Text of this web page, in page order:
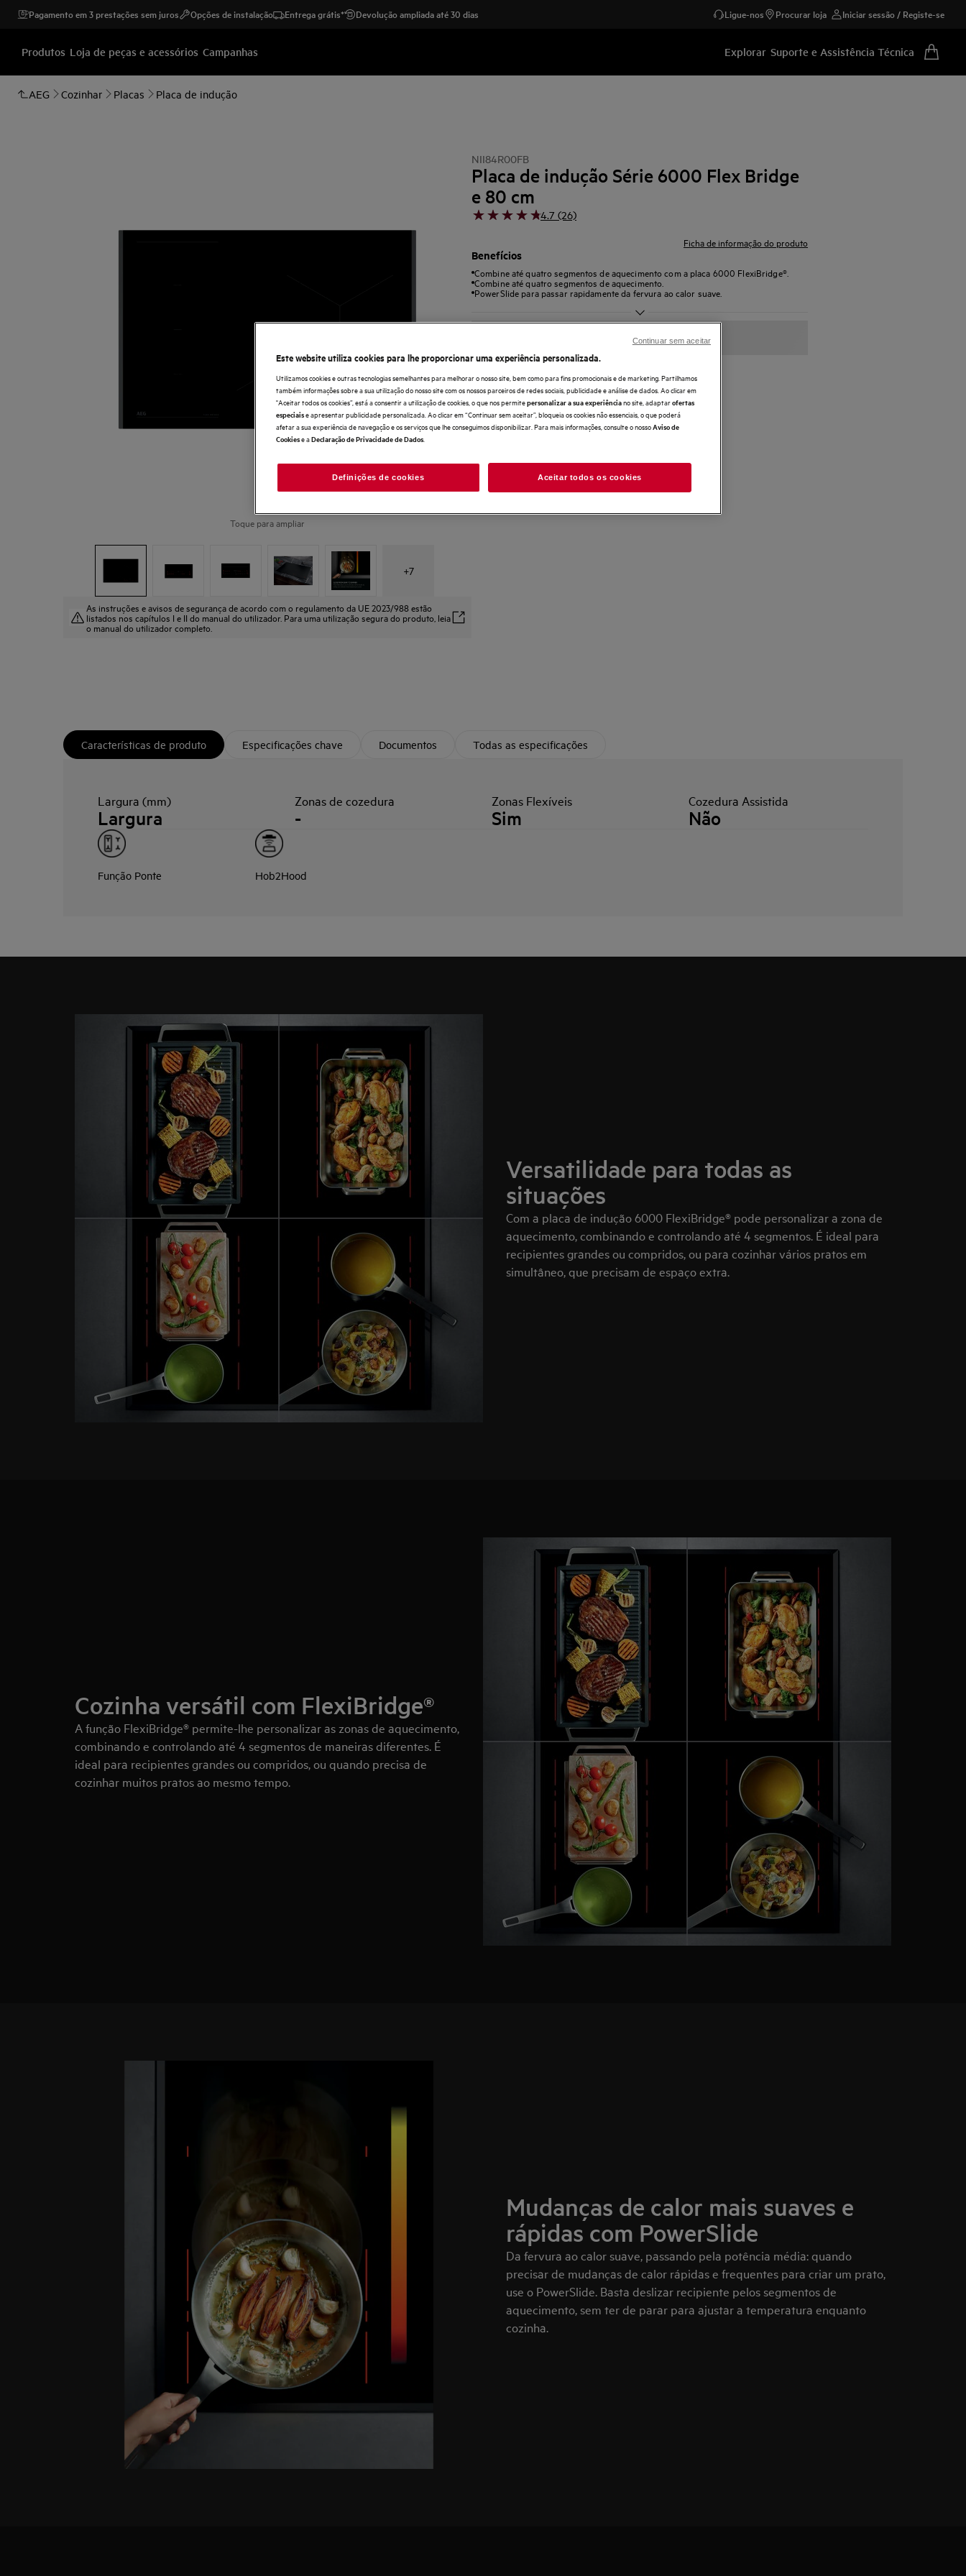
Pagamento em 3 prestações sem juros Opções de instalação Entrega grátis* Devolução ampliada até 30 dias Ligue-nos Procurar loja Iniciar sessão / Registe-se
Produtos Loja de peças e acessórios Campanhas Explorar Suporte e Assistência Técnica
AEG Cozinhar Placas Placa de indução
Toque para ampliar
+7
As instruções e avisos de segurança de acordo com o regulamento da UE 2023/988 estão
listados nos capítulos I e II do manual do utilizador. Para uma utilização segura do produto, leia
o manual do utilizador completo.
NII84R00FB
Placa de indução Série 6000 Flex Bridge
e 80 cm
4.7 (26)
Ficha de informação do produto
Benefícios
Combine até quatro segmentos de aquecimento com a placa 6000 FlexiBridge®.
Combine até quatro segmentos de aquecimento.
PowerSlide para passar rapidamente da fervura ao calor suave.
Características de produto Especificações chave Documentos Todas as especificações
Largura (mm)
Largura
Zonas de cozedura
-
Zonas Flexíveis
Sim
Cozedura Assistida
Não
Função Ponte Hob2Hood
Versatilidade para todas as
situações
Com a placa de indução 6000 FlexiBridge® pode personalizar a zona de
aquecimento, combinando e controlando até 4 segmentos. É ideal para
recipientes grandes ou compridos, ou para cozinhar vários pratos em
simultâneo, que precisam de espaço extra.
Cozinha versátil com FlexiBridge®
A função FlexiBridge® permite-lhe personalizar as zonas de aquecimento,
combinando e controlando até 4 segmentos de maneiras diferentes. É
ideal para recipientes grandes ou compridos, ou quando precisa de
cozinhar muitos pratos ao mesmo tempo.
Mudanças de calor mais suaves e
rápidas com PowerSlide
Da fervura ao calor suave, passando pela potência média: quando
precisar de mudanças de calor rápidas e frequentes para criar um prato,
use o PowerSlide. Basta deslizar recipiente pelos segmentos de
aquecimento, sem ter de parar para ajustar a temperatura enquanto
cozinha.
Este website utiliza cookies para lhe proporcionar uma experiência personalizada.
Utilizamos cookies e outras tecnologias semelhantes para melhorar o nosso site, bem como para fins promocionais e de marketing. Partilhamos
também informações sobre a sua utilização do nosso site com os nossos parceiros de redes sociais, publicidade e análise de dados. Ao clicar em
"Aceitar todos os cookies”, está a consentir a utilização de cookies, o que nos permitepersonalizar a sua experiênciano site, adaptarofertas
especiaise apresentar publicidade personalizada. Ao clicar em “Continuar sem aceitar”, bloqueia os cookies não essenciais, o que poderá
afetar a sua experiência de navegação e os serviços que lhe conseguimos disponibilizar. Para mais informações, consulte o nossoAviso de
Cookiese aDeclaração de Privacidade de Dados
Definições de cookies Aceitar todos os cookies
Continuar sem aceitar